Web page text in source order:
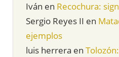
Iván en Recochura:
Sergio Reyes II en
ejemplos
luis herrera en